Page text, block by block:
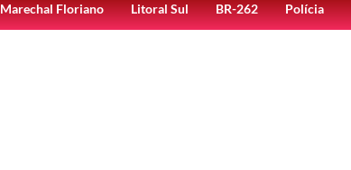
Marechal Floriano Litoral Sul BR-262 Polícia